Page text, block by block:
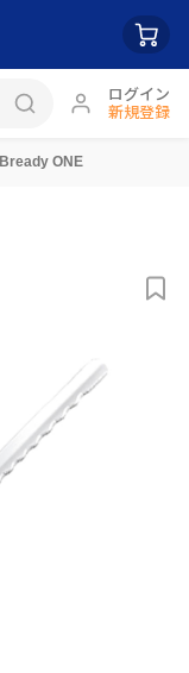
ログイン
新規登録
Bready ONE